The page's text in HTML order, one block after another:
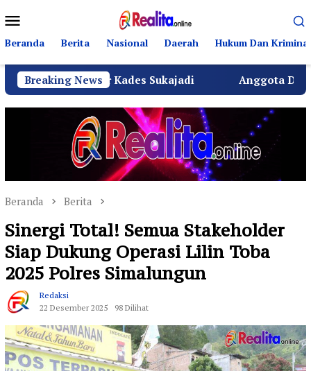
ke
kontenMobile
Beranda Berita Nasional Daerah Hukum Dan Kriminal
Breaking News
Kades Sukajadi Anggota DPRD Bekasi
Beranda Berita
Sinergi Total! Semua Stakeholder
Siap Dukung Operasi Lilin Toba
2025 Polres Simalungun
Redaksi
22 Desember 2025
98 Dilihat